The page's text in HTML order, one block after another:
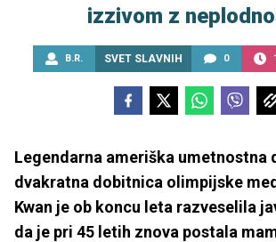
izzivom z
B.R. SVET SLAVNIH 0
Legendarna ameriška umetnostna
dvakratna dobitnica olimpijske
Kwan je ob koncu leta razveselila
da je pri 45 letih znova postala